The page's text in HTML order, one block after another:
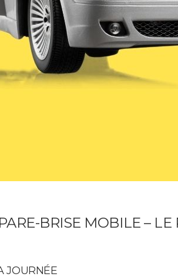
BRISE MOBILE – LE
JOURNÉE